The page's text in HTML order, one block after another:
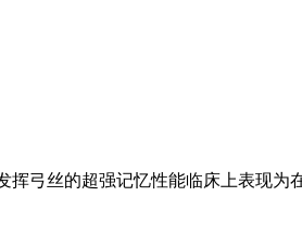
弓丝的超强记忆性能临床上表现